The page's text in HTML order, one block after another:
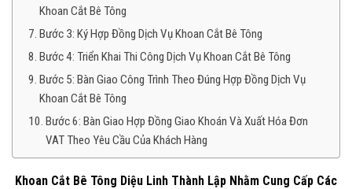
Khoan Cắt Bê Tông
Bước 3: Ký Hợp Đồng Dịch Vụ Khoan Cắt Bê Tông
Bước 4: Triển Khai Thi Công Dịch Vụ Khoan Cắt Bê Tông
Bước 5: Bàn Giao Công Trình Theo Đúng Hợp Đồng Dịch Vụ
Khoan Cắt Bê Tông
Bước 6: Bàn Giao Hợp Đồng Giao Khoán Và Xuất Hóa Đơn
VAT Theo Yêu Cầu Của Khách Hàng
Khoan Cắt Bê Tông Diệu Linh Thành Lập Nhằm Cung Cấp Các